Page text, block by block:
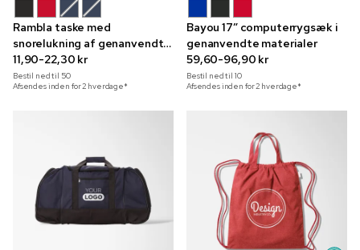
Rambla taske med
snorelukning af genanvendte
materialer
11,90-22,30 kr
Bestil ned til 50
Afsendes inden for 2 hverdage*
Bayou 17” computerrygsæk i
genanvendte materialer
59,60-96,90 kr
Bestil ned til 10
Afsendes inden for 2 hverdage*